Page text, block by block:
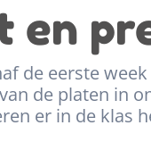
en
de eerste
de platen in
er in de klas